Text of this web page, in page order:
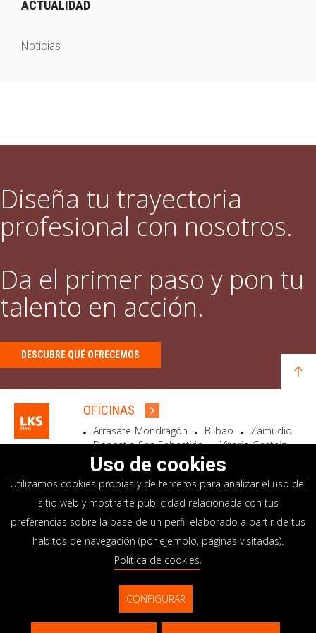
ACTUALIDAD
Noticias
Diseña tu trayectoria
profesional con nosotros.
Da el primer paso y pon tu
talento en acción.
DESCUBRE QUÉ OFRECEMOS
OFICINAS
Arrasate-Mondragón Bilbao
Zamudio
Donostia-San Sebastián
Vitoria-Gasteiz
Madrid
El Astillero Bidart
SEDE SOCIAL
Goiru, 7 Arrasate-Mondragón
CP 20500 GIPUZKOA – SPAIN
+34 900 84 14 14
info@lksnext.com
Aviso legal
Portal de privacidad
Política de cookies
Sistema interno información
Uso de cookies
Utilizamos cookies propias y de terceros para analizar el uso del
sitio web y mostrarte publicidad relacionada con tus
preferencias sobre la base de un perfil elaborado a partir de tus
hábitos de navegación (por ejemplo, páginas visitadas).
Política de cookies.
CONFIGURAR